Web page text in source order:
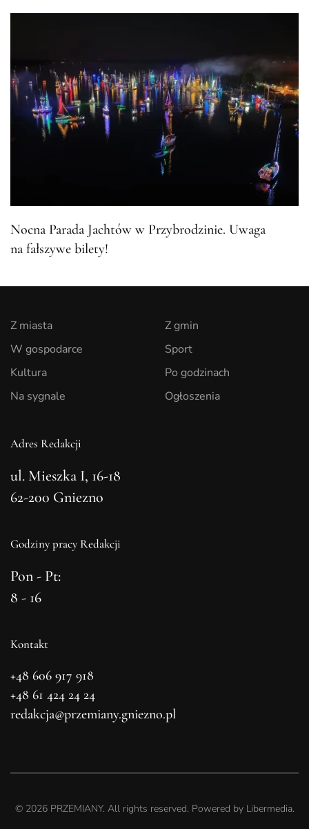
Nocna Parada Jachtów w Przybrodzinie. Uwaga
na fałszywe bilety!
Z miasta
W gospodarce
Kultura
Na sygnale
Z gmin
Sport
Po godzinach
Ogłoszenia
Adres Redakcji
ul. Mieszka I, 16-18
62-200 Gniezno
Godziny pracy Redakcji
Pon - Pt:
8 - 16
Kontakt
+48 606 917 918
+48 61 424 24 24
redakcja@przemiany.gniezno.pl
© 2026PRZEMIANY. All rights reserved. Powered by Libermedia.